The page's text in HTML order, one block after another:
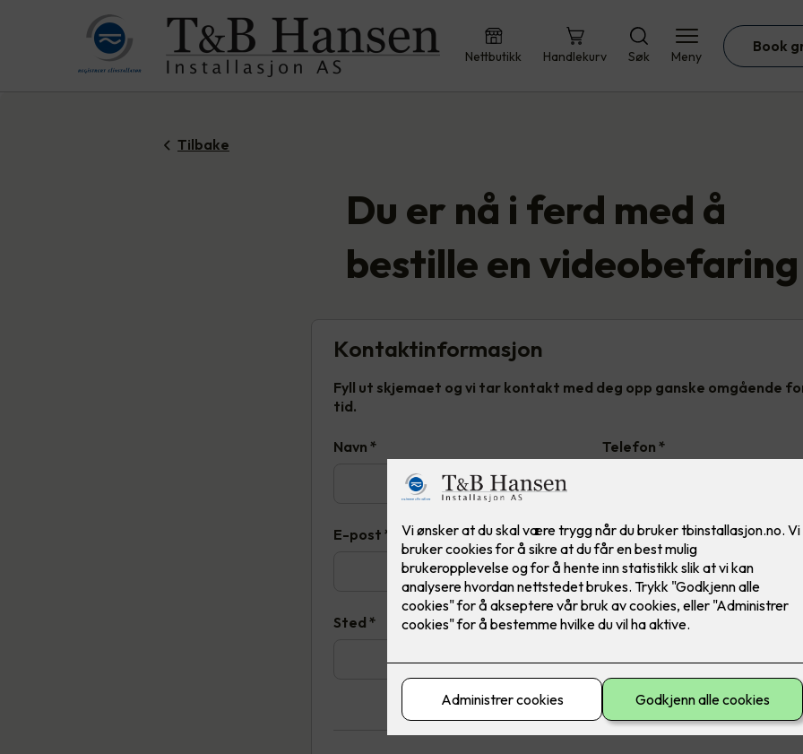
Nettbutikk Handlekurv Søk Meny
Book
Tilbake
Du er nå i ferd med å
bestille en videobefaring
Kontaktinformasjon
Fyll ut skjemaet og vi tar kontakt med deg opp ganske omgående
tid.
Navn * Telefon *
E-post * Adresse*
Sted * Postnummer